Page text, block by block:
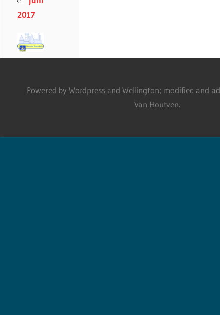
2017
Powered by Wordpress and Wellington; modified and
Van Houtven.